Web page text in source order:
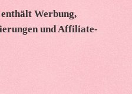
Werbung,
und Affiliate-